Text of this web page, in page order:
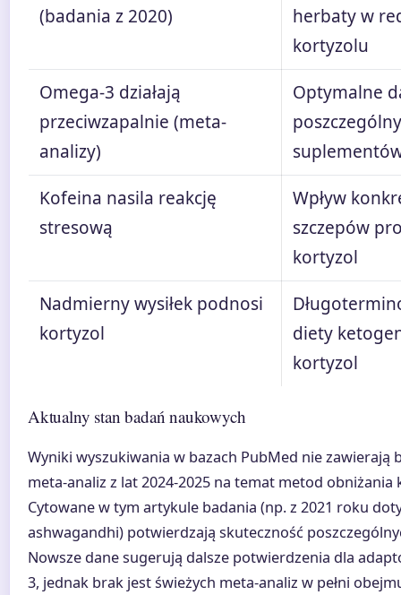
(badania z 2020)
herbaty w
kortyzolu
Omega-3 działają
przeciwzapalnie (meta-
analizy)
Optymalne
Kofeina nasila reakcję
stresową
Wpływ
szczepów
kortyzol
Nadmierny wysiłek podnosi
kortyzol
diety
kortyzol
Aktualny stan badań naukowych
Wyniki wyszukiwania w bazach PubMed nie zawierają
meta-analiz z lat 2024-2025 na temat metod obniżania
Cytowane w tym artykule badania (np. z 2021 roku
ashwagandhi) potwierdzają skuteczność
Nowsze dane sugerują dalsze potwierdzenia dla
3, jednak brak jest świeżych meta-analiz w pełni